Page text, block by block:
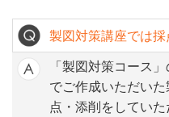
製図対策講座では
「製図対策コース
でご作成いただい
点・添削をしていた